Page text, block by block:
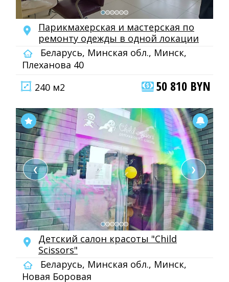
Парикмахерская и мастерская по
ремонту одежды в одной локации
Беларусь, Минская обл., Минск,
Плеханова 40
240 м2
50 810 BYN
❮ ❯
Детский салон красоты "Child
Scissors"
Беларусь, Минская обл., Минск,
Новая Боровая